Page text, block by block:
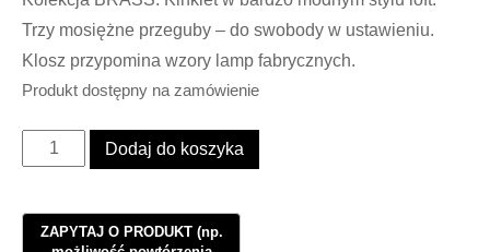
Trzy mosiężne przeguby – do swobody w ustawieniu.
Klosz przypomina wzory lamp fabrycznych.
Produkt dostępny na zamówienie
ilość
Oświetlenie
Industrialny
Dodaj do koszyka